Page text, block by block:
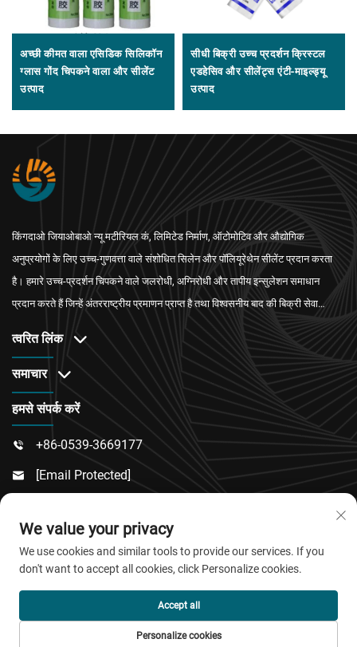
अच्छी कीमत वाला एसिडिक सिलिकॉन
ग्लास गोंद चिपकने वाला और सीलेंट
उत्पाद
सीधी बिक्री उच्च प्रदर्शन क्रिस्टल
एडहेसिव और सीलेंट्स एंटी-माइल्ड्यू
उत्पाद
किंगदाओ जियाओबाओ न्यू मटीरियल कं, लिमिटेड निर्माण, ऑटोमोटिव और औद्योगिक
अनुप्रयोगों के लिए उच्च-गुणवत्ता वाले संशोधित सिलेन और पॉलियूरेथेन सीलेंट प्रदान करता
है। हमारे उच्च-प्रदर्शन चिपकने वाले जलरोधी, अग्निरोधी और तापीय इन्सुलेशन समाधान
प्रदान करते हैं जिन्हें अंतरराष्ट्रीय प्रमाणन प्राप्त है तथा विश्वसनीय बाद की बिक्री सेवा
त्वरित लिंक
समाचार
हमसे संपर्क करें
 +86-0539-3669177
 [email Protected]
शहर, शांडोंग प्रांत
कॉपीराइट © 2025 QingDao जियाओबाओ न्यू मैटेरियल कंपनी लिमिटेड।
सर्वाधिकार सुरक्षित।
गोपनीयता नीति
We value your privacy
We use cookies and similar tools to provide our services. If you
don't want to accept all cookies, click Personalize cookies.
Personalize cookies
Accept all